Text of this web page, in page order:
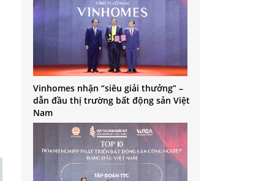
Vinhomes nhận “siêu giải thưởng” –
dẫn đầu thị trường bất động sản Việt
Nam